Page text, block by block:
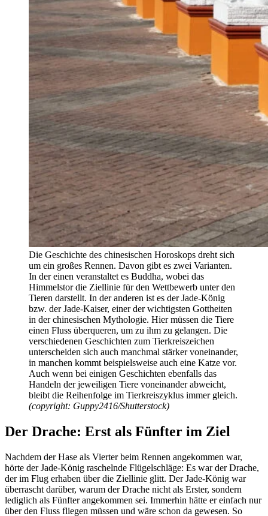
Die Geschichte des chinesischen Horoskops dreht sich
um ein großes Rennen. Davon gibt es zwei Varianten.
In der einen veranstaltet es Buddha, wobei das
Himmelstor die Ziellinie für den Wettbewerb unter den
Tieren darstellt. In der anderen ist es der Jade-König
bzw. der Jade-Kaiser, einer der wichtigsten Gottheiten
in der chinesischen Mythologie. Hier müssen die Tiere
einen Fluss überqueren, um zu ihm zu gelangen. Die
verschiedenen Geschichten zum Tierkreiszeichen
unterscheiden sich auch manchmal stärker voneinander,
in manchen kommt beispielsweise auch eine Katze vor.
Auch wenn bei einigen Geschichten ebenfalls das
Handeln der jeweiligen Tiere voneinander abweicht,
bleibt die Reihenfolge im Tierkreiszyklus immer gleich.
(copyright: Guppy2416/Shutterstock)
Der Drache: Erst als Fünfter im Ziel
Nachdem der Hase als Vierter beim Rennen angekommen war,
hörte der Jade-König raschelnde Flügelschläge: Es war der Drache,
der im Flug erhaben über die Ziellinie glitt. Der Jade-König war
überrascht darüber, warum der Drache nicht als Erster, sondern
lediglich als Fünfter angekommen sei. Immerhin hätte er einfach nur
über den Fluss fliegen müssen und wäre schon da gewesen. So